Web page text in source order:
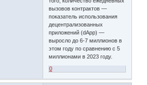
вызовов контрактов —
показатель использования
децентрализованных
приложений (dApp) —
выросло до 6-7 миллионов в
этом году по сравнению с 5
миллионами в 2023 году.
0